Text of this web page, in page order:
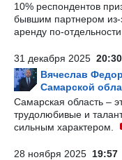
10% респондентов
бывшим партнером из-
аренду по-отдельности.
31 декабря 2025 20:30
Вячеслав
Самарской
Самарская область –
трудолюбивые и
сильным характером.
28 ноября 2025 19:57